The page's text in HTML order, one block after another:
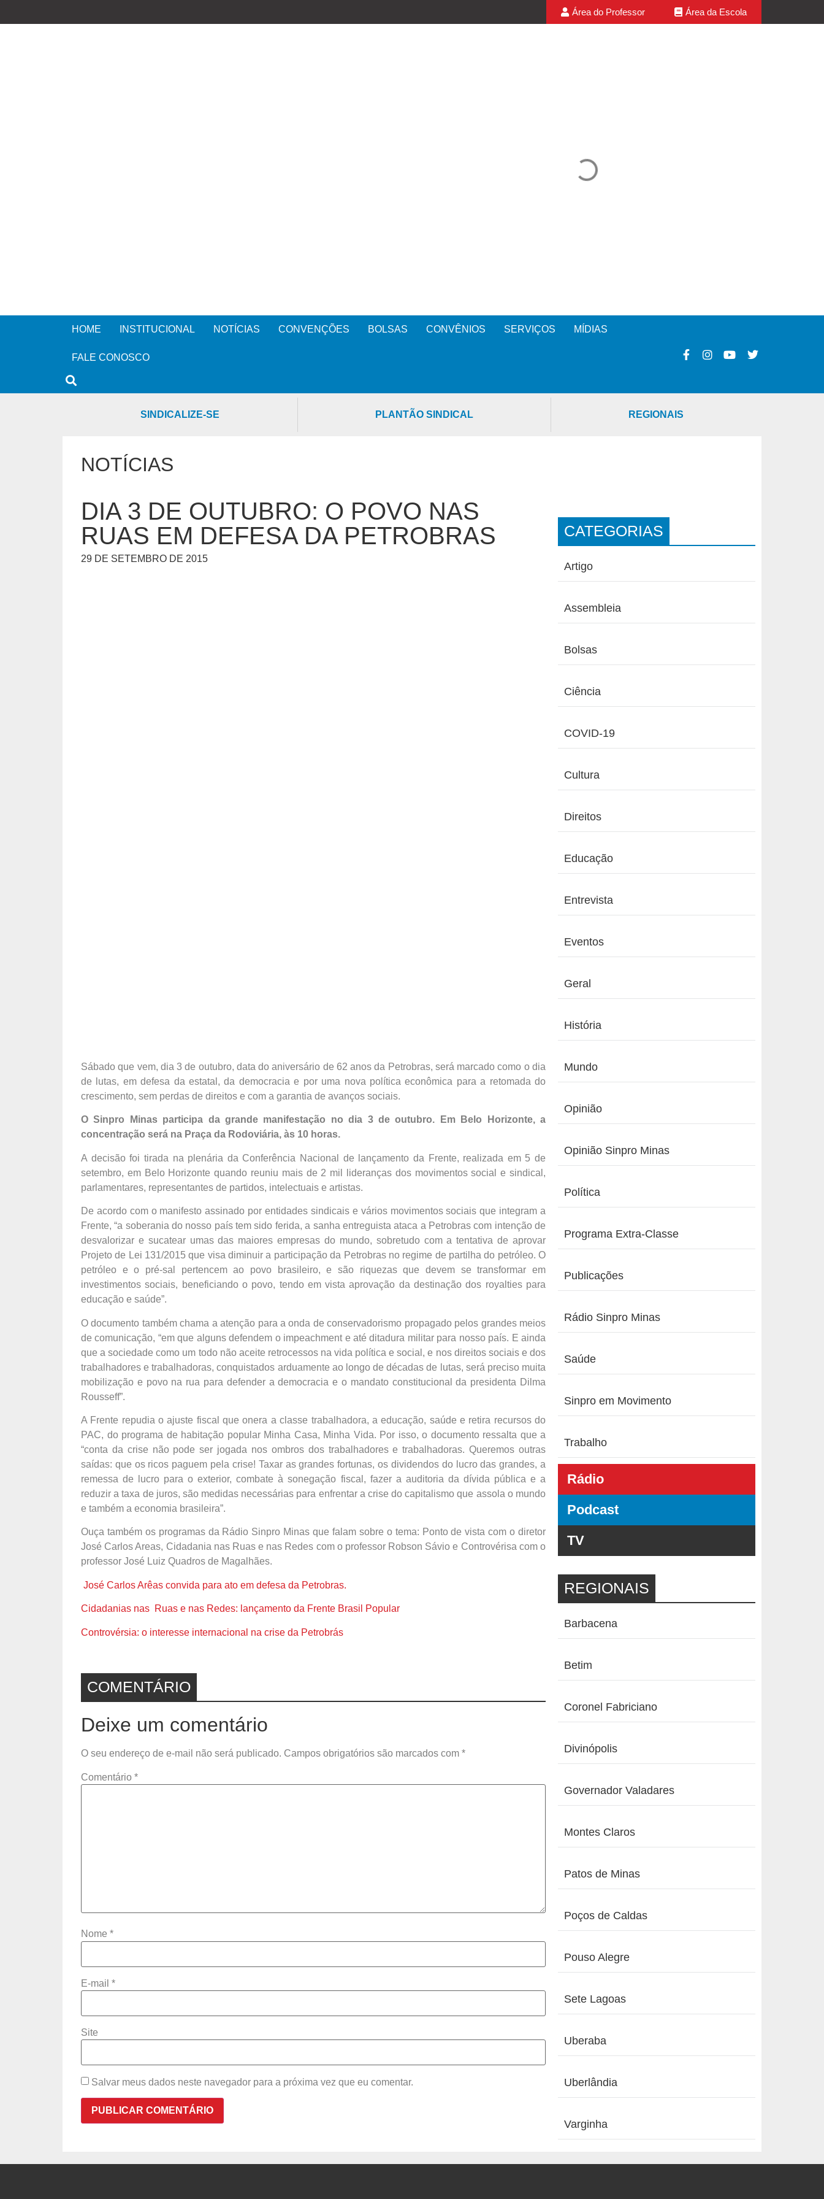
Área do Professor Área da Escola
HOME INSTITUCIONAL NOTÍCIAS CONVENÇÕES BOLSAS CONVÊNIOS SERVIÇOS MÍDIAS
FALE CONOSCO
SINDICALIZE-SE PLANTÃO SINDICAL REGIONAIS
NOTÍCIAS
DIA 3 DE OUTUBRO: O POVO NAS
RUAS EM DEFESA DA PETROBRAS
29 DE SETEMBRO DE 2015
Sábado que vem, dia 3 de outubro, data do aniversário de 62 anos da Petrobras, será marcado como o dia
de lutas, em defesa da estatal, da democracia e por uma nova política econômica para a retomada do
crescimento, sem perdas de direitos e com a garantia de avanços sociais.
O Sinpro Minas participa da grande manifestação no dia 3 de outubro. Em Belo Horizonte, a
concentração será na Praça da Rodoviária, às 10 horas.
A decisão foi tirada na plenária da Conferência Nacional de lançamento da Frente, realizada em 5 de
setembro, em Belo Horizonte quando reuniu mais de 2 mil lideranças dos movimentos social e sindical,
parlamentares, representantes de partidos, intelectuais e artistas.
De acordo com o manifesto assinado por entidades sindicais e vários movimentos sociais que integram a
Frente, “a soberania do nosso país tem sido ferida, a sanha entreguista ataca a Petrobras com intenção de
desvalorizar e sucatear umas das maiores empresas do mundo, sobretudo com a tentativa de aprovar
Projeto de Lei 131/2015 que visa diminuir a participação da Petrobras no regime de partilha do petróleo. O
petróleo e o pré-sal pertencem ao povo brasileiro, e são riquezas que devem se transformar em
investimentos sociais, beneficiando o povo, tendo em vista aprovação da destinação dos royalties para
educação e saúde”.
O documento também chama a atenção para a onda de conservadorismo propagado pelos grandes meios
de comunicação, “em que alguns defendem o impeachment e até ditadura militar para nosso país. E ainda
que a sociedade como um todo não aceite retrocessos na vida política e social, e nos direitos sociais e dos
trabalhadores e trabalhadoras, conquistados arduamente ao longo de décadas de lutas, será preciso muita
mobilização e povo na rua para defender a democracia e o mandato constitucional da presidenta Dilma
Rousseff”.
A Frente repudia o ajuste fiscal que onera a classe trabalhadora, a educação, saúde e retira recursos do
PAC, do programa de habitação popular Minha Casa, Minha Vida. Por isso, o documento ressalta que a
“conta da crise não pode ser jogada nos ombros dos trabalhadores e trabalhadoras. Queremos outras
saídas: que os ricos paguem pela crise! Taxar as grandes fortunas, os dividendos do lucro das grandes, a
remessa de lucro para o exterior, combate à sonegação fiscal, fazer a auditoria da dívida pública e a
reduzir a taxa de juros, são medidas necessárias para enfrentar a crise do capitalismo que assola o mundo
e também a economia brasileira”.
Ouça também os programas da Rádio Sinpro Minas que falam sobre o tema: Ponto de vista com o diretor
José Carlos Areas, Cidadania nas Ruas e nas Redes com o professor Robson Sávio e Controvérisa com o
professor José Luiz Quadros de Magalhães.
José Carlos Arêas convida para ato em defesa da Petrobras.
Cidadanias nas Ruas e nas Redes: lançamento da Frente Brasil Popular
Controvérsia: o interesse internacional na crise da Petrobrás
COMENTÁRIO
Deixe um comentário
O seu endereço de e-mail não será publicado. Campos obrigatórios são marcados com *
Comentário *
Nome *
E-mail *
Site
Salvar meus dados neste navegador para a próxima vez que eu comentar.
CATEGORIAS
Artigo
Assembleia
Bolsas
Ciência
COVID-19
Cultura
Direitos
Educação
Entrevista
Eventos
Geral
História
Mundo
Opinião
Opinião Sinpro Minas
Política
Programa Extra-Classe
Publicações
Rádio Sinpro Minas
Saúde
Sinpro em Movimento
Trabalho
Rádio
Podcast
TV
REGIONAIS
Barbacena
Betim
Coronel Fabriciano
Divinópolis
Governador Valadares
Montes Claros
Patos de Minas
Poços de Caldas
Pouso Alegre
Sete Lagoas
Uberaba
Uberlândia
Varginha